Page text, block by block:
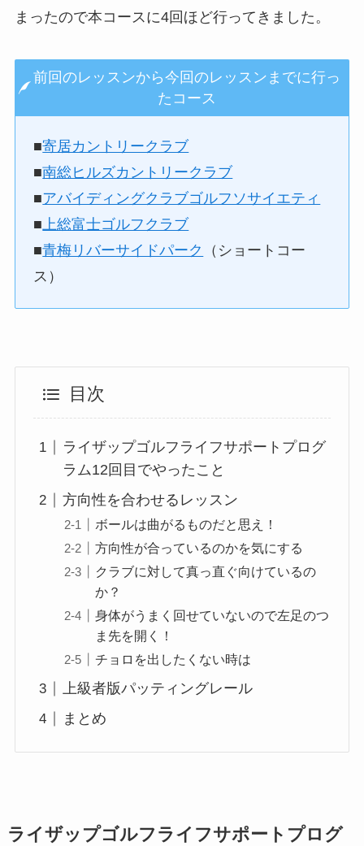
まったので本コースに4回ほど行ってきました。
前回のレッスンから今回のレッスンまでに行っ
たコース
■寄居カントリークラブ
■南総ヒルズカントリークラブ
■アバイディングクラブゴルフソサイエティ
■上総富士ゴルフクラブ
■青梅リバーサイドパーク
（ショートコー
ス）
目次
ライザップゴルフライフサポートプログ
ラム12回目でやったこと
方向性を合わせるレッスン
ボールは曲がるものだと思え！
方向性が合っているのかを気にする
クラブに対して真っ直ぐ向けているの
か？
身体がうまく回せていないので左足のつ
ま先を開く！
チョロを出したくない時は
上級者版パッティングレール
まとめ
ライザップゴルフライフサポートプログ